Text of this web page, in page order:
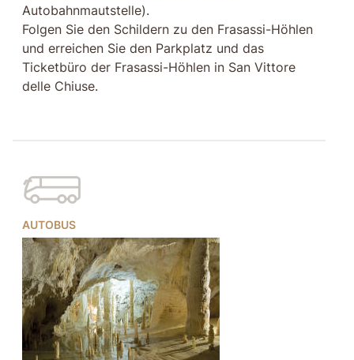
Autobahnmautstelle).
Folgen Sie den Schildern zu den Frasassi-Höhlen
und erreichen Sie den Parkplatz und das
Ticketbüro der Frasassi-Höhlen in San Vittore
delle Chiuse.
AUTOBUS